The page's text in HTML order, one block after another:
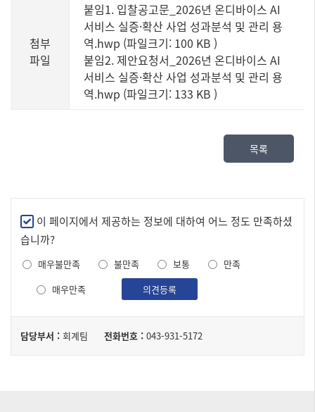
첨부
파일
붙임1. 입찰공고문_2026년 온디바이스 AI
서비스 실증·확산 사업 성과분석 및 관리 용
역.hwp (파일크기: 100 KB )
붙임2. 제안요청서_2026년 온디바이스 AI
서비스 실증·확산 사업 성과분석 및 관리 용
역.hwp (파일크기: 133 KB )
목록
만
족
도
조
이 페이지에서 제공하는 정보에 대하여 어느 정도 만족하셨
습니까?
매우불만족 불만족 보통
만족
매우만족
의견등록
담
당
담당부서 : 회계팀 전화번호 : 043-931-5172